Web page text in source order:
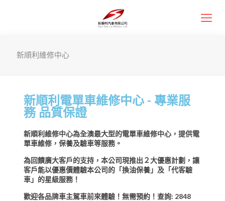
新順利維修中心
新順利電單車維修中心 - 專業服
務 品質保證
新順利維修中心為全澳最大型的電單車維修中心，提供電
單車維修，保養及驗車等服務。
為回饋廣大客戶的支持，本公司現推出２大優惠計劃，讓
客戶能以優惠價體驗本公司的「換油保養」及「代客驗
車」的星級服務！
歡迎各品牌車主駕車前來體驗！無需預約！查詢: 2848